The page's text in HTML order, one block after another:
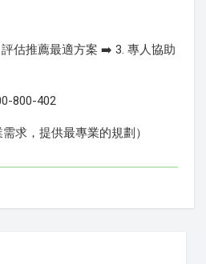
估推薦最適方案 ➡️ 3. 專人協助
800-402
求，提供最專業的規劃）